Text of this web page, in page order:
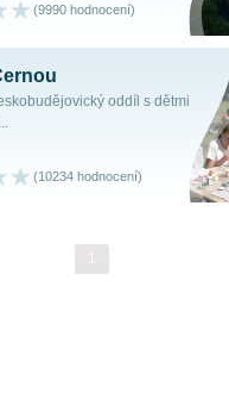
(9990 hodnocení)
oddíl s dětmi
(10234 hodnocení)
1